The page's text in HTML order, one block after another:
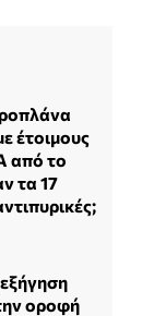
έτοιμους
από το
τα 17
οροφή